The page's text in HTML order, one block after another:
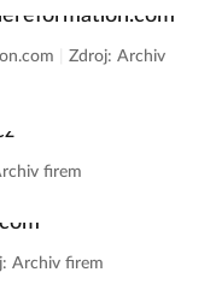
Zdroj: Archiv
firem
Archiv firem